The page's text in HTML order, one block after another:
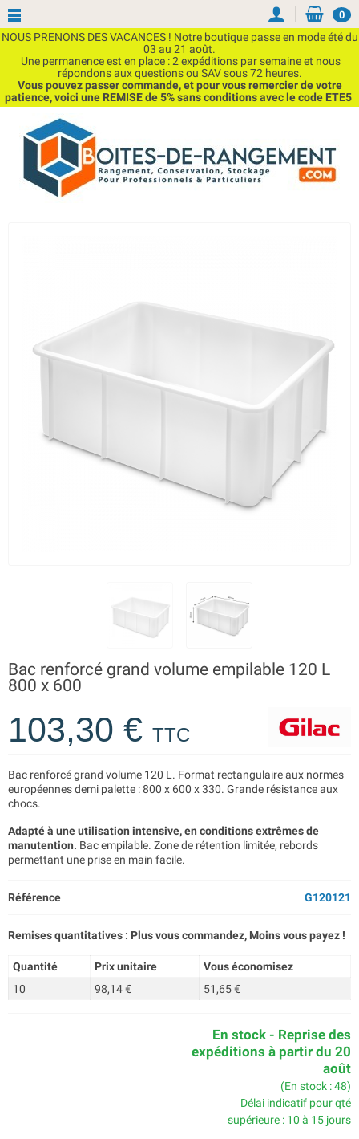
NOUS PRENONS DES VACANCES ! Notre boutique passe en mode été du
03 au 21 août.
Une permanence est en place : 2 expéditions par semaine et nous
répondons aux questions ou SAV sous 72 heures.
Vous pouvez passer commande, et pour vous remercier de votre
patience, voici une REMISE de 5% sans conditions avec le code ETE5
0
Bac renforcé grand volume empilable 120 L
800 x 600
103,30 € TTC
Bac renforcé grand volume 120 L. Format rectangulaire aux normes
européennes demi palette : 800 x 600 x 330. Grande résistance aux
chocs.
Adapté à une utilisation intensive, en conditions extrêmes de
manutention. Bac empilable. Zone de rétention limitée, rebords
permettant une prise en main facile.
Référence G120121
Remises quantitatives : Plus vous commandez, Moins vous payez !
Quantité Prix unitaire
Vous économisez
10
98,14 € 51,65 €
En stock - Reprise des
expéditions à partir du 20
août
(En stock : 48)
Délai indicatif pour qté
supérieure : 10 à 15 jours